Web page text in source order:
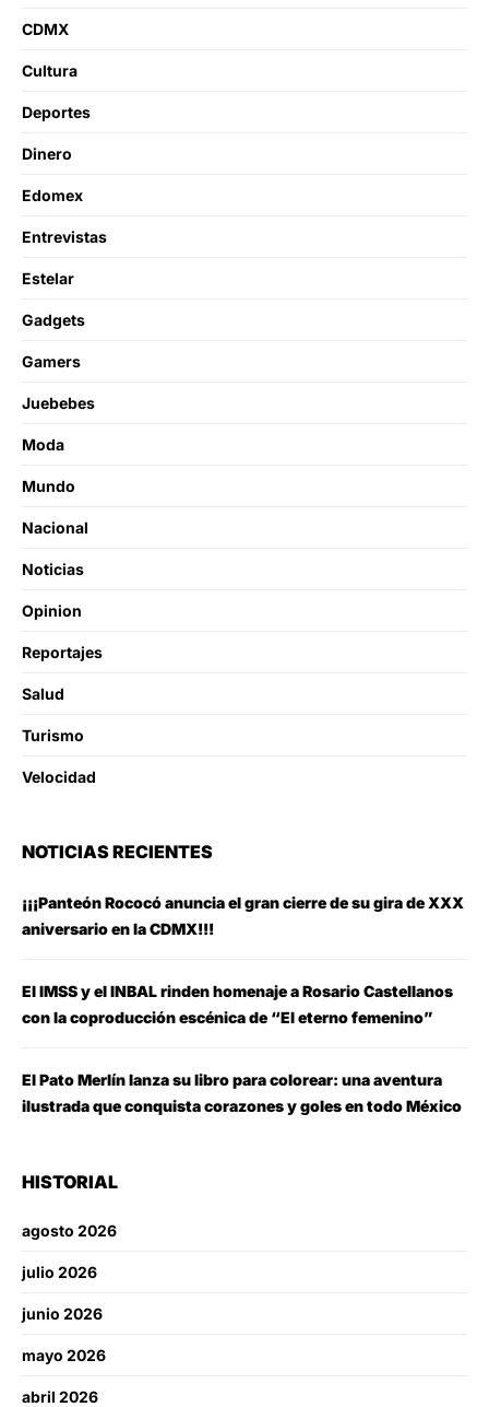
CDMX
Cultura
Deportes
Dinero
Edomex
Entrevistas
Estelar
Gadgets
Gamers
Juebebes
Moda
Mundo
Nacional
Noticias
Opinion
Reportajes
Salud
Turismo
Velocidad
NOTICIAS RECIENTES
¡¡¡Panteón Rococó anuncia el gran cierre de su gira de XXX
aniversario en la CDMX!!!
El IMSS y el INBAL rinden homenaje a Rosario Castellanos
con la coproducción escénica de “El eterno femenino”
El Pato Merlín lanza su libro para colorear: una aventura
ilustrada que conquista corazones y goles en todo México
HISTORIAL
agosto 2026
julio 2026
junio 2026
mayo 2026
abril 2026